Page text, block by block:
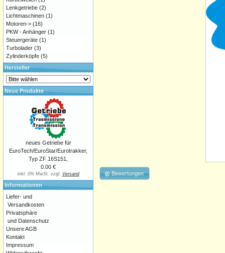
Bewertungen
Lenkgetriebe (2)
Lichtmaschinen (1)
Motoren-> (16)
PKW - Anhänger (1)
Steuergeräte (1)
Turbolader (3)
Zylinderköpfe (5)
Hersteller
Neue Produkte
neues Getriebe für
EuroTech/EuroStar/Eurotrakker,
Typ ZF 16S151,
0.00 €
inkl. 0% MwSt. zzgl. Versand
Informationen
Liefer- und
Versandkosten
Privatsphäre
und Datenschutz
Unsere AGB
Kontakt
Impressum